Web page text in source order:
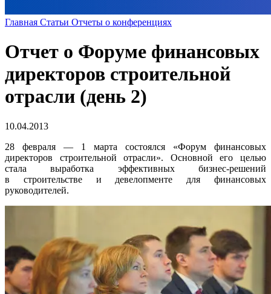
Главная Статьи Отчеты о конференциях
Отчет о Форуме финансовых
директоров строительной
отрасли (день 2)
10.04.2013
28 февраля — 1 марта состоялся «Форум финансовых
директоров строительной отрасли». Основной его целью
стала выработка эффективных бизнес-решений
в строительстве и девелопменте для финансовых
руководителей.